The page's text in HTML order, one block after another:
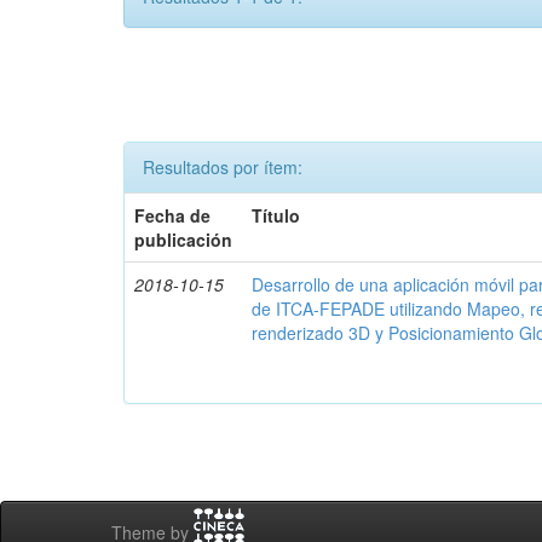
Resultados por ítem:
Fecha de
publicación
Título
2018-10-15
Desarrollo de una aplicación móvil
de ITCA-FEPADE utilizando Mapeo,
renderizado 3D y Posicionamiento
Theme by